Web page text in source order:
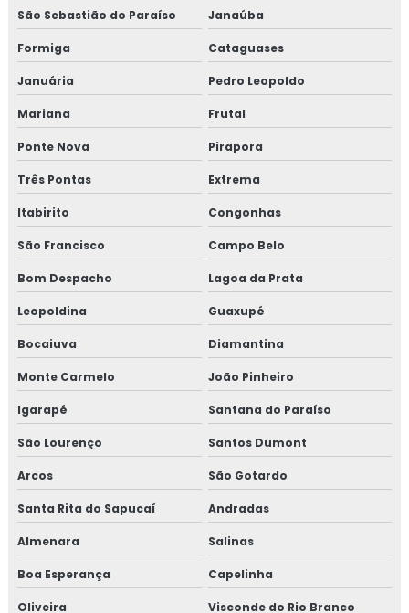
São Sebastião do Paraíso Janaúba
Formiga Cataguases
Januária Pedro Leopoldo
Mariana Frutal
Ponte Nova Pirapora
Três Pontas Extrema
Itabirito Congonhas
São Francisco Campo Belo
Bom Despacho Lagoa da Prata
Leopoldina Guaxupé
Bocaiuva Diamantina
Monte Carmelo João Pinheiro
Igarapé Santana do Paraíso
São Lourenço Santos Dumont
Arcos São Gotardo
Santa Rita do Sapucaí Andradas
Almenara Salinas
Boa Esperança Capelinha
Oliveira Visconde do Rio Branco